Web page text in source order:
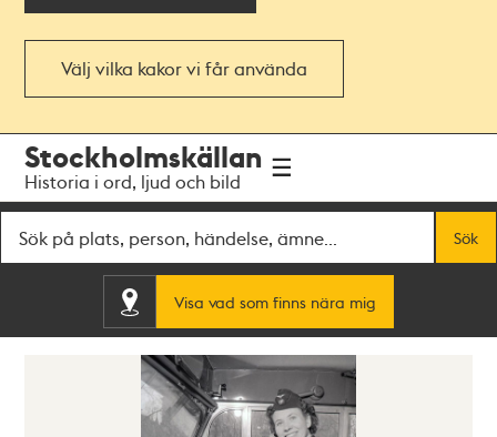
Välj vilka kakor vi får använda
navigationen
huvudinnehållet
Stockholmskällan
Historia i ord, ljud och bild
Sök
Visa vad som finns nära mig